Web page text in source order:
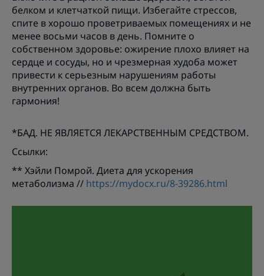
белком и клетчаткой пищи. Избегайте стрессов,
спите в хорошо проветриваемых помещениях и не
менее восьми часов в день. Помните о
собственном здоровье: ожирение плохо влияет на
сердце и сосуды, но и чрезмерная худоба может
привести к серьезным нарушениям работы
внутренних органов. Во всем должна быть
гармония!
*БАД. НЕ ЯВЛЯЕТСЯ ЛЕКАРСТВЕННЫМ СРЕДСТВОМ.
Ссылки:
** Хэйли Помрой. Диета для ускорения
метаболизма // https://mydocx.ru/8-39286.html